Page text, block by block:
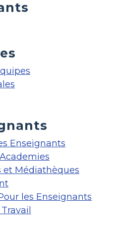
Enseignants
et Médiathèques
les Enseignants